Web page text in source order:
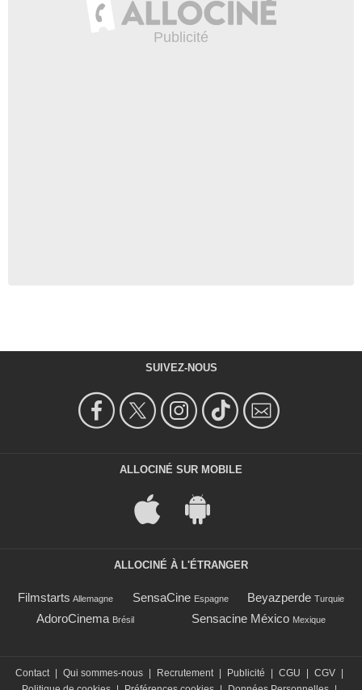
SUIVEZ-NOUS
ALLOCINÉ SUR MOBILE
ALLOCINÉ À L'ÉTRANGER
Filmstarts Allemagne SensaCine Espagne Beyazperde Turquie
AdoroCinema Brésil Sensacine México Mexique
Contact | Qui sommes-nous | Recrutement | Publicité | CGU | CGV |